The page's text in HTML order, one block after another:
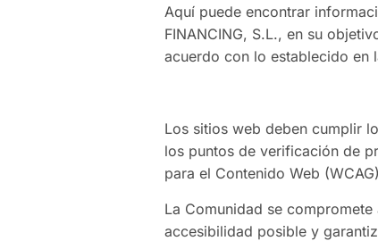
Aquí puede encontrar
FINANCING, S.L., en su
acuerdo con lo establecido en
Los sitios web deben cumplir
los puntos de verificación de
para el Contenido Web
La Comunidad se
accesibilidad posible y